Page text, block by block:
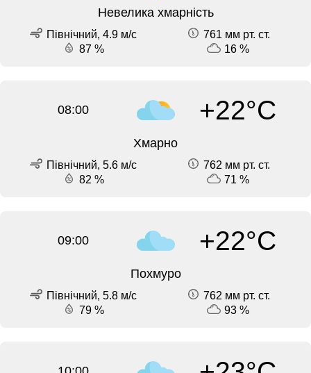
Невелика хмарність
Північний, 4.9 м/с
761 мм рт. ст.
87 %
16 %
08:00 +22°C
Хмарно
Північний, 5.6 м/с
762 мм рт. ст.
82 %
71 %
09:00 +22°C
Похмуро
Північний, 5.8 м/с
762 мм рт. ст.
79 %
93 %